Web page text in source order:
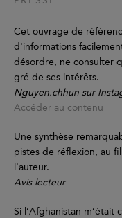
Cet ouvrage de
d'informations
désordre, ne consulter
gré de ses intérêts.
Nguyen.chhun sur
Accéder au contenu
Une synthèse
pistes de réflexion, au
l'auteur.
Avis lecteur
Si l’Afghanistan